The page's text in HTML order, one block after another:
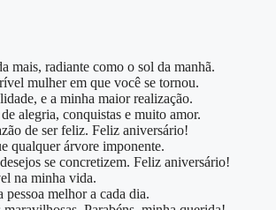
mais, radiante como o sol da manhã.
mulher em que você se tornou.
e a minha maior realização.
alegria, conquistas e muito amor.
de ser feliz. Feliz aniversário!
qualquer árvore imponente.
se concretizem. Feliz aniversário!
na minha vida.
melhor a cada dia.